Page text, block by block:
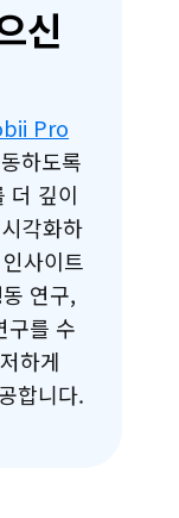
신
Pro
하도록
더 깊이
각화하
사이트
연구,
구를 수
하게
합니다.